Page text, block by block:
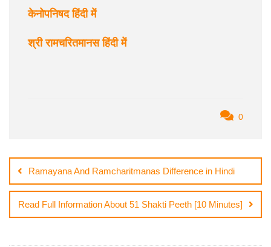
केनोपनिषद हिंदी में
श्री रामचरितमानस हिंदी में
0
navigation
Ramayana And Ramcharitmanas Difference in Hindi
Read Full Information About 51 Shakti Peeth [10 Minutes]